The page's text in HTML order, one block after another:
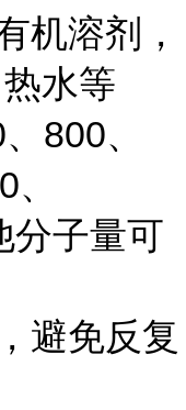
机溶剂，
热水等
、 800、
、
分子量可
避免反复